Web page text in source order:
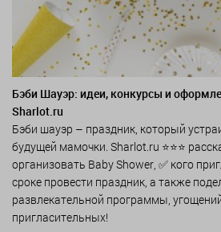
Бэби Шауэр: идеи, конкурсы и
Sharlot.ru
Бэби шауэр – праздник, который
будущей мамочки. Sharlot.ru ⭐⭐⭐
организовать Baby Shower, ✅ кого
сроке провести праздник, а также
развлекательной программы,
пригласительных!